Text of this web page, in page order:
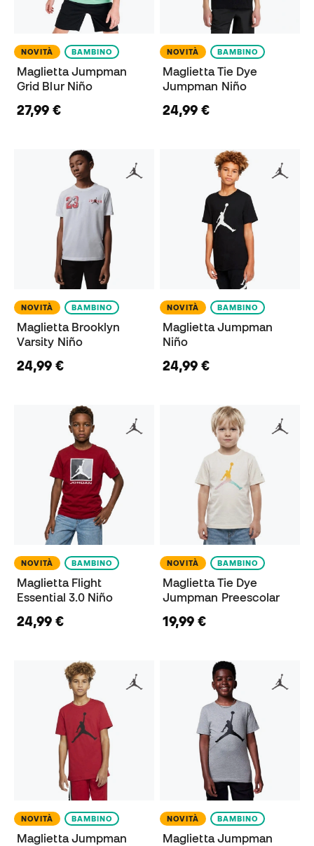
NOVITÀ BAMBINO
Maglietta Jumpman
Grid Blur Niño
27,99 €
NOVITÀ BAMBINO
Maglietta Tie Dye
Jumpman Niño
24,99 €
NOVITÀ BAMBINO
Maglietta Brooklyn
Varsity Niño
24,99 €
NOVITÀ BAMBINO
Maglietta Jumpman
Niño
24,99 €
NOVITÀ BAMBINO
Maglietta Flight
Essential 3.0 Niño
24,99 €
NOVITÀ BAMBINO
Maglietta Tie Dye
Jumpman Preescolar
19,99 €
NOVITÀ BAMBINO
Maglietta Jumpman
NOVITÀ BAMBINO
Maglietta Jumpman